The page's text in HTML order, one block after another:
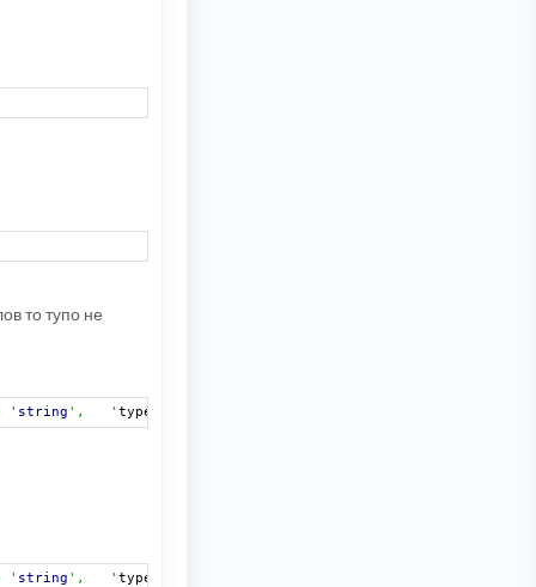
то тупо не
' string ',   ' type
' string ',   ' type